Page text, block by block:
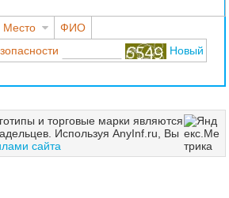
Место
ФИО
Новый
и торговые марки являются
Используя AnyInf.ru, Вы
сайта